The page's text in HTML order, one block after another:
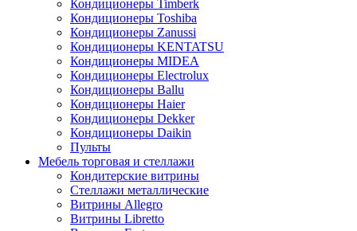
Кондиционеры Timberk
Кондиционеры Toshiba
Кондиционеры Zanussi
Кондиционеры KENTATSU
Кондиционеры MIDEA
Кондиционеры Electrolux
Кондиционеры Ballu
Кондиционеры Haier
Кондиционеры Dekker
Кондиционеры Daikin
Пульты
Мебель торговая и стеллажи
Кондитерские витрины
Стеллажи металлические
Витрины Allegro
Витрины Libretto